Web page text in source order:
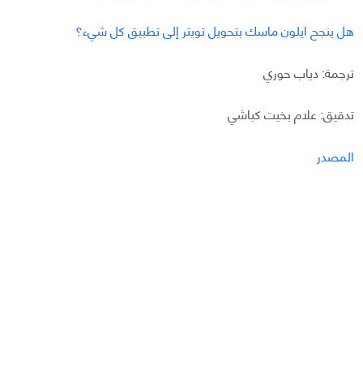
هل ينجح ايلون ماسك بتحويل تويتر إلى تطبيق كل شيء؟
ترجمة: دياب حوري
تدقيق: علام بخيت كباشي
المصدر